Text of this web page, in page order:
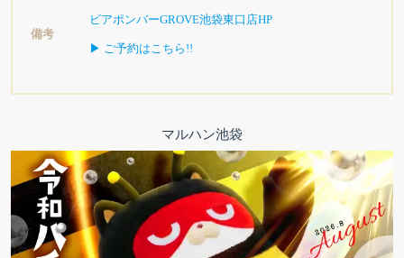
備考
ビアポンバーGROVE池袋東口店HP
▶ ご予約はこちら!!
マルハン池袋